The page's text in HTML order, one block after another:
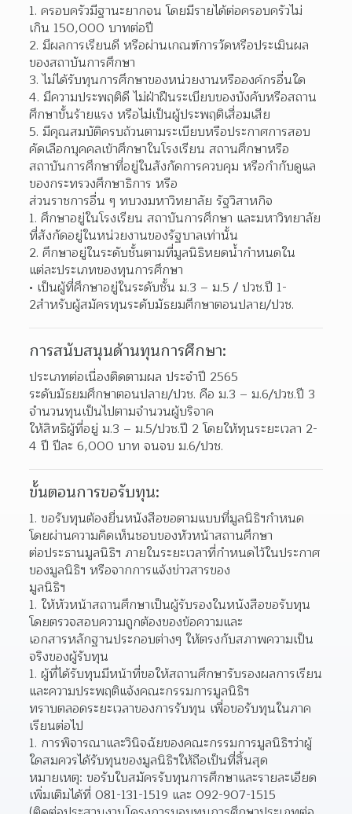
ครอบครัวมีฐานะยากจน โดยมีรายได้ต่อครอบครัวไม่
เกิน 150,000 บาทต่อปี
มีผลการเรียนดี หรือผ่านเกณฑ์การวัดหรือประเมินผล
ของสถาบันการศึกษา
ไม่ได้รับทุนการศึกษาของหน่วยงานหรือองค์กรอื่นใด
มีความประพฤติดี ไม่ฝ่าฝืนระเบียบของบังคับหรือสถาน
ศึกษาขั้นร้ายแรง หรือไม่เป็นผู้ประพฤติเสื่อมเสีย
มีคุณสมบัติครบถ้วนตามระเบียบหรือประกาศการสอบ
คัดเลือกบุคคลเข้าศึกษาในโรงเรียน สถานศึกษาหรือ
สถาบันการศึกษาที่อยู่ในสังกัดการควบคุม หรือกำกับดูแล
ของกระทรวงศึกษาธิการ หรือ
ส่วนราชการอื่น ๆ ทบวงมหาวิทยาลัย รัฐวิสาหกิจ
ศึกษาอยู่ในโรงเรียน สถาบันการศึกษา และมหาวิทยาลัย
ที่สังกัดอยู่ในหน่วยงานของรัฐบาลเท่านั้น
ศึกษาอยู่ในระดับชั้นตามที่มูลนิธิหยดน้ำกำหนดใน
แต่ละประเภทของทุนการศึกษา
เป็นผู้ที่ศึกษาอยู่ในระดับชั้น ม.3 – ม.5 / ปวช.ปี 1-
2สำหรับผู้สมัครทุนระดับมัธยมศึกษาตอนปลาย/ปวช.
การสนับสนุนด้านทุนการศึกษา:
ประเภทต่อเนื่องติดตามผล ประจำปี 2565
ระดับมัธยมศึกษาตอนปลาย/ปวช. คือ ม.3 – ม.6/ปวช.ปี 3
จำนวนทุนเป็นไปตามจำนวนผู้บริจาค
ให้สิทธิผู้ที่อยู่ ม.3 – ม.5/ปวช.ปี 2 โดยให้ทุนระยะเวลา 2-
4 ปี ปีละ 6,000 บาท จนจบ ม.6/ปวช.
ขั้นตอนการขอรับทุน:
ขอรับทุนต้องยื่นหนังสือขอตามแบบที่มูลนิธิฯกำหนด
โดยผ่านความคิดเห็นชอบของหัวหน้าสถานศึกษา
ต่อประธานมูลนิธิฯ ภายในระยะเวลาที่กำหนดไว้ในประกาศ
ของมูลนิธิฯ หรือจากการแจ้งข่าวสารของ
มูลนิธิฯ
ให้หัวหน้าสถานศึกษาเป็นผู้รับรองในหนังสือขอรับทุน
โดยตรวจสอบความถูกต้องของข้อความและ
เอกสารหลักฐานประกอบต่างๆ ให้ตรงกับสภาพความเป็น
จริงของผู้รับทุน
ผู้ที่ได้รับทุนมีหน้าที่ขอให้สถานศึกษารับรองผลการเรียน
และความประพฤติแจ้งคณะกรรมการมูลนิธิฯ
ทราบตลอดระยะเวลาของการรับทุน เพื่อขอรับทุนในภาค
เรียนต่อไป
การพิจารณาและวินิจฉัยของคณะกรรมการมูลนิธิฯว่าผู้
ใดสมควรได้รับทุนของมูลนิธิฯให้ถือเป็นที่สิ้นสุด
หมายเหตุ: ขอรับใบสมัครรับทุนการศึกษาและรายละเอียด
เพิ่มเติมได้ที่ 081-131-1519 และ 092-907-1515